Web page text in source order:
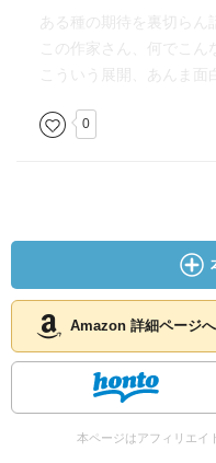
ある種の期待を裏切らん
この作家さん、何でこん
こういう展開、あんま面
0
Amazon 詳細ページへ
本ページはアフィリエイ